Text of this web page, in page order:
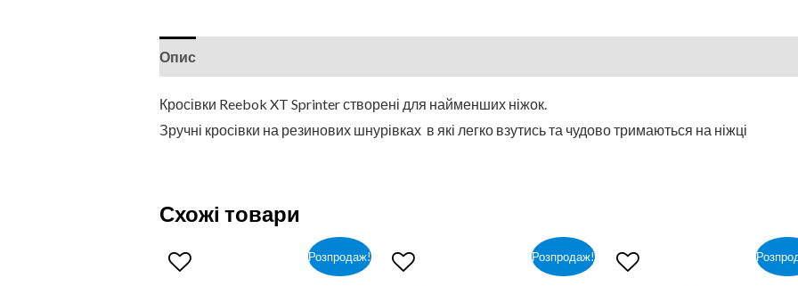
Опис
Кросівки Reebok XT Sprinter створені для найменших ніжок.
Зручні кросівки на резинових шнурівках в які легко взутись та чудово тримаються на ніжці
Схожі товари
Розпродаж! Розпродаж!